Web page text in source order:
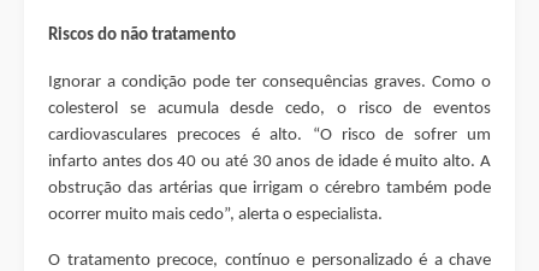
Riscos do não tratamento
Ignorar a condição pode ter consequências graves. Como o
colesterol se acumula desde cedo, o risco de eventos
cardiovasculares precoces é alto. “O risco de sofrer um
infarto antes dos 40 ou até 30 anos de idade é muito alto. A
obstrução das artérias que irrigam o cérebro também pode
ocorrer muito mais cedo”, alerta o especialista.
O tratamento precoce, contínuo e personalizado é a chave